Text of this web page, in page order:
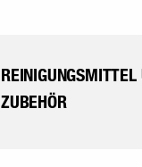
ZUBEHÖR